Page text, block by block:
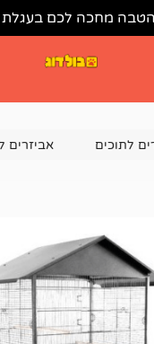
בעגלת הקניות
אביזרים לתוכי כלוב